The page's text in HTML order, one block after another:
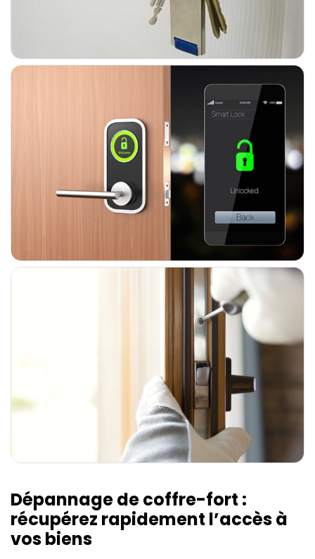
Dépannage de coffre-fort :
récupérez rapidement l’accès à
vos biens